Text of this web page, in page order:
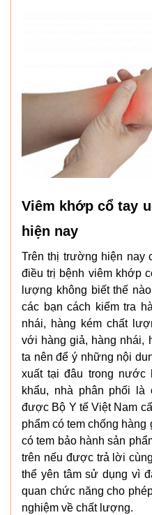
Viêm khớp cổ tay
hiện nay
Trên thị trường hiện nay
điều trị bệnh viêm khớp
lượng không biết thế
các bạn cách kiểm tra
nhái, hàng kém chất
với hàng giả, hàng nhái,
ta nên để ý những nội
xuất tại đâu trong nước
khẩu, nhà phân phối là
được Bộ Y tế Việt Nam
phẩm có tem chống
có tem bảo hành sản
trên nếu được trả lời
thể yên tâm sử dụng vì
quan chức năng cho
nghiệm về chất lượng.